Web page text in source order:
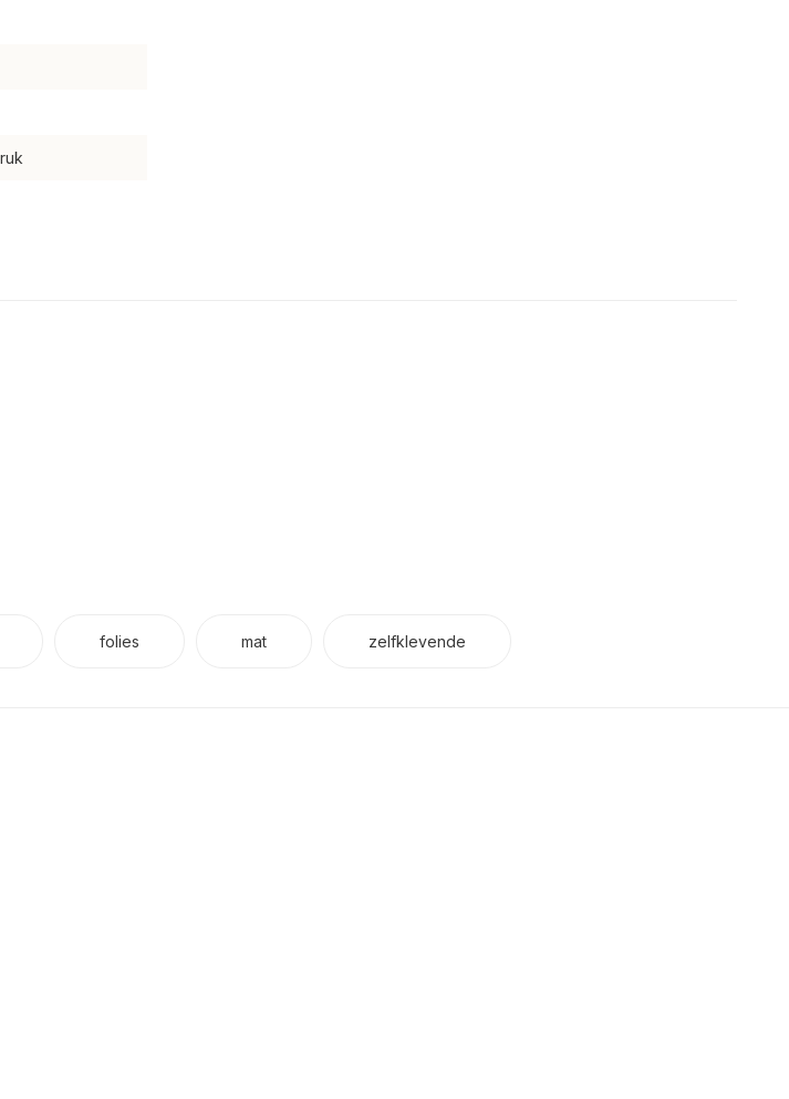
folies mat zelfklevende